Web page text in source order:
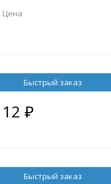
Цена
12 ₽